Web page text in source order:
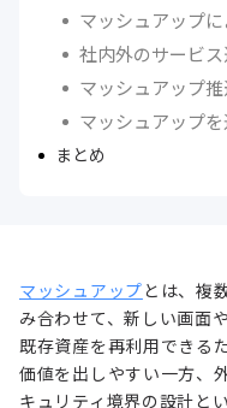
マッシュアップ
社内外のサービ
マッシュアップ
マッシュアップ
まとめ
マッシュアップとは、複
み合わせて、新しい画面
既存資産を再利用できる
価値を出しやすい一方、
キュリティ境界の設計と